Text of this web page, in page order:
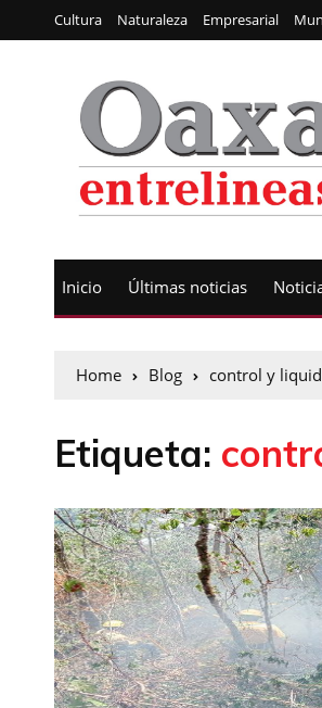
Cultura Naturaleza Empresarial
Inicio Últimas noticias
Home Blog control y
Etiqueta: